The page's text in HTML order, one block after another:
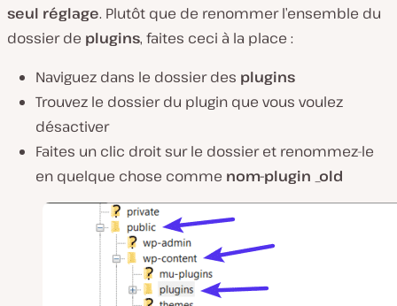
seul réglage. Plutôt que de renommer l’ensemble du
dossier de plugins, faites ceci à la place :
Naviguez dans le dossier des plugins
Trouvez le dossier du plugin que vous voulez
désactiver
Faites un clic droit sur le dossier et renommez-le
en quelque chose comme nom-plugin _old